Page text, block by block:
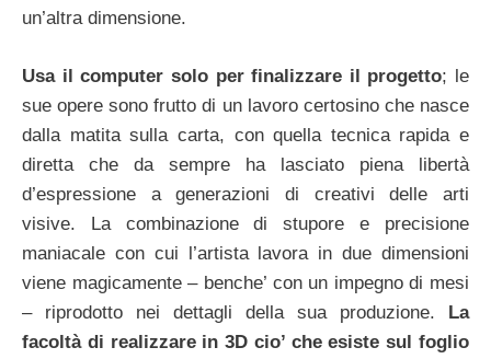
un’altra dimensione.
Usa il computer solo per finalizzare il progetto; le
sue opere sono frutto di un lavoro certosino che nasce
dalla matita sulla carta, con quella tecnica rapida e
diretta che da sempre ha lasciato piena libertà
d’espressione a generazioni di creativi delle arti
visive. La combinazione di stupore e precisione
maniacale con cui l’artista lavora in due dimensioni
viene magicamente – benche’ con un impegno di mesi
– riprodotto nei dettagli della sua produzione. La
facoltà di realizzare in 3D cio’ che esiste sul foglio